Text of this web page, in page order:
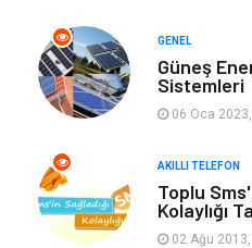
Hukuk
Dekorasyon Tatil
Makine
Güzellik & Bakım
GENEL
Güneş
Sistemleri
06 Oca
AKILLI TELEFON
Toplu
Kolaylığı
02 Ağu 2013,